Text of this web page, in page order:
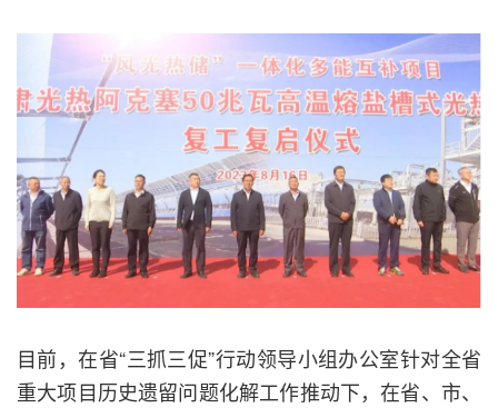
目前，在省“三抓三促”行动领导小组办公室针对全省
重大项目历史遗留问题化解工作推动下，在省、市、